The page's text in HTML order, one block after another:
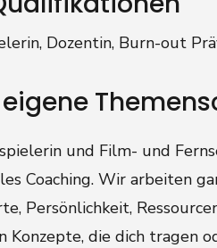
Dozentin, Burn-out
und Film- und
Coaching. Wir arbeiten
Persönlichkeit,
Konzepte, die dich tragen